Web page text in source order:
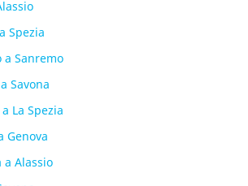
Spezia
a Sanremo
Savona
La Spezia
Genova
a Alassio